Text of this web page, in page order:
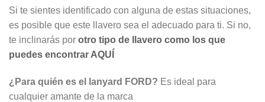
Si te sientes identificado con alguna de estas situaciones,
es posible que este llavero sea el adecuado para ti. Si no,
te inclinarás por otro tipo de llavero como los que
puedes encontrar AQUÍ
¿Para quién es el lanyard FORD? Es ideal para
cualquier amante de la marca